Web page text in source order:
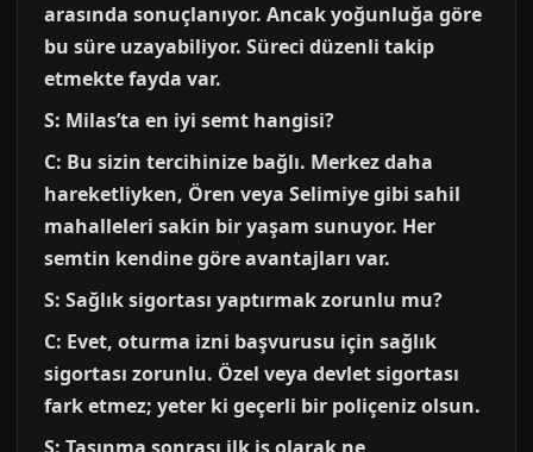
arasında sonuçlanıyor. Ancak yoğunluğa göre
bu süre uzayabiliyor. Süreci düzenli takip
etmekte fayda var.
S: Milas’ta en iyi semt hangisi?
C: Bu sizin tercihinize bağlı. Merkez daha
hareketliyken, Ören veya Selimiye gibi sahil
mahalleleri sakin bir yaşam sunuyor. Her
semtin kendine göre avantajları var.
S: Sağlık sigortası yaptırmak zorunlu mu?
C: Evet, oturma izni başvurusu için sağlık
sigortası zorunlu. Özel veya devlet sigortası
fark etmez; yeter ki geçerli bir poliçeniz olsun.